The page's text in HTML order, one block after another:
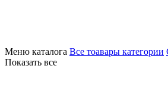
Меню каталога Все тоавары категории
Показать все